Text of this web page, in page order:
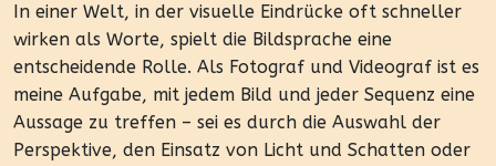
In einer Welt, in der visuelle Eindrücke oft schneller
wirken als Worte, spielt die Bildsprache eine
entscheidende Rolle. Als Fotograf und Videograf ist es
meine Aufgabe, mit jedem Bild und jeder Sequenz eine
Aussage zu treffen – sei es durch die Auswahl der
Perspektive, den Einsatz von Licht und Schatten oder